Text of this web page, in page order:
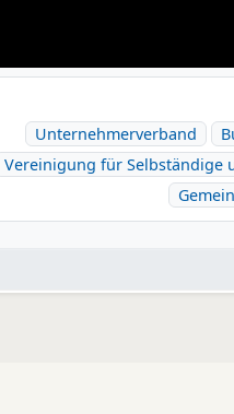
Unternehmerverband
Vereinigung für Selbständige